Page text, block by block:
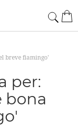
breve fiamingo'
per:
bona